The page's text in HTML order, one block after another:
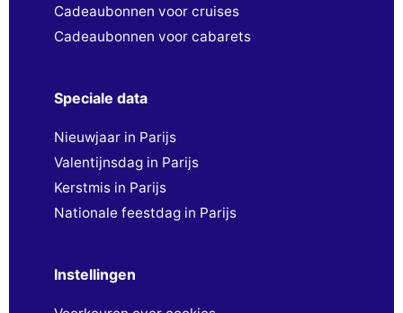
Cadeaubonnen voor cruises
Cadeaubonnen voor cabarets
Speciale data
Nieuwjaar in Parijs
Valentijnsdag in Parijs
Kerstmis in Parijs
Nationale feestdag in Parijs
Instellingen